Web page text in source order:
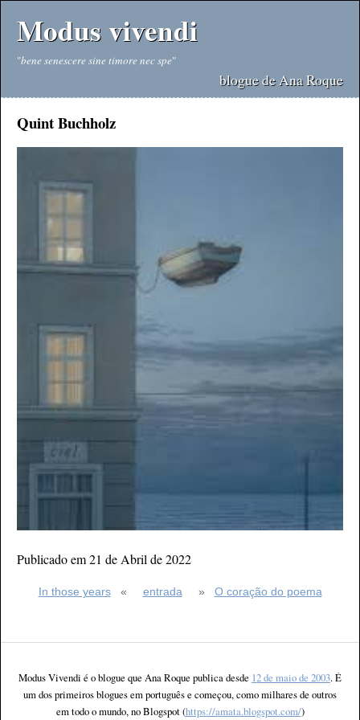
Modus vivendi
"bene senescere sine timore nec spe"
blogue de Ana Roque
Quint Buchholz
Publicado em 21 de Abril de 2022
In those years« entrada» O coração do poema
Modus Vivendi é o blogue que Ana Roque publica desde 12 de maio de 2003. É
um dos primeiros blogues em português e começou, como milhares de outros
em todo o mundo, no Blogspot (https://amata.blogspot.com/)